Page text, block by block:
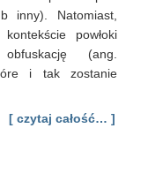
Omijanie
filtrów
poleceń
inny). Natomiast,
powłoki
(ang.
i tak zostanie
[ czytaj całość… ]